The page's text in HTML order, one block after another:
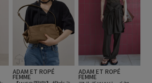
ADAM ET ROPÉ
FEMME
ADAM ET ROPÉ
FEMME